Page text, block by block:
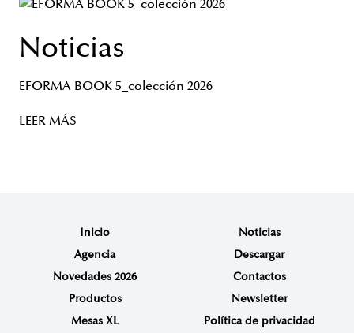
Noticias
EFORMA BOOK 5_colección 2026
LEER MÁS
Inicio
Agencia
Novedades 2026
Productos
Mesas XL
Noticias
Descargar
Contactos
Newsletter
Política de privacidad